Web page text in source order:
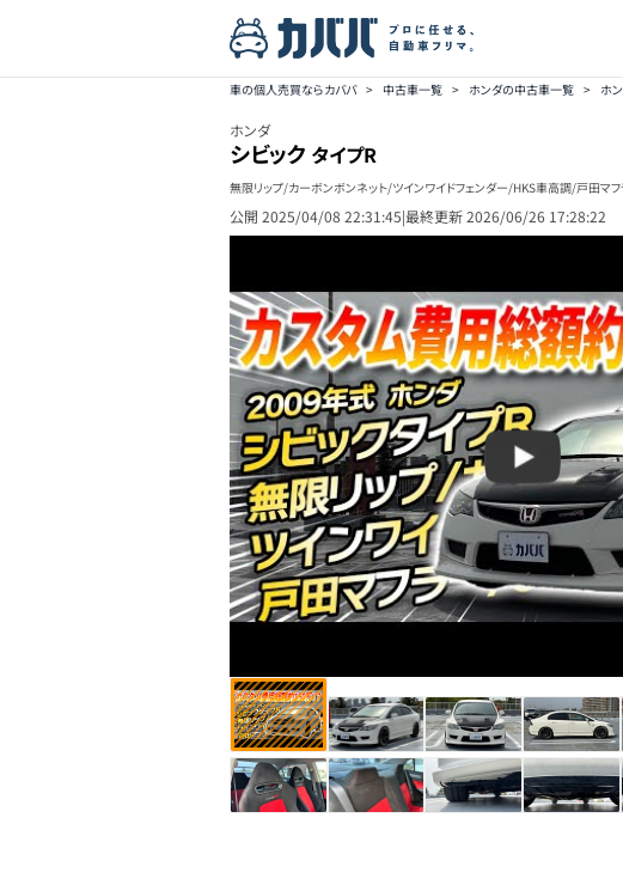
車の個人売買ならカババ > 中古車一覧 > ホンダの中古車一覧 > ホ
ホンダ
シビック タイプR
無限リップ/カーボンボンネット/ツインワイドフェンダー/HKS車高調/戸田マ
公開 2025/04/08 22:31:45|最終更新2026/06/26 17:28:22